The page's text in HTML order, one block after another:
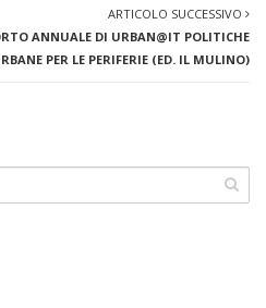
ARTICOLO SUCCESSIVO
ANNUALE DI URBAN@IT POLITICHE
PER LE PERIFERIE (ED. IL MULINO)